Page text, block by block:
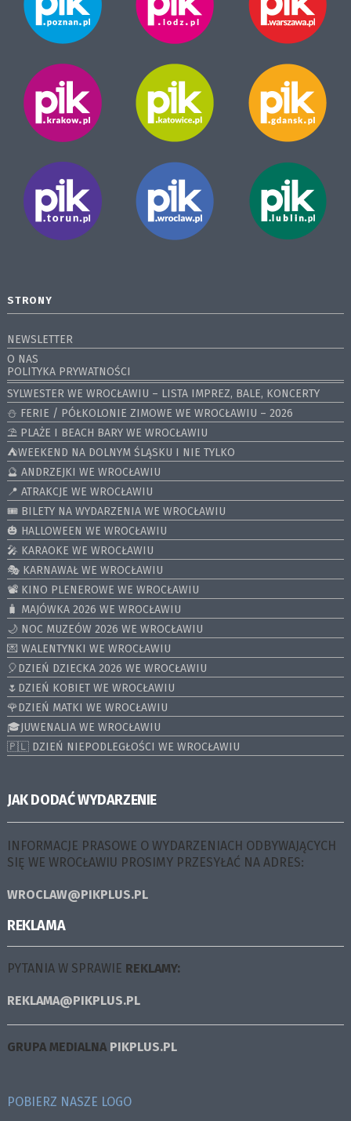
STRONY
NEWSLETTER
O NAS
POLITYKA PRYWATNOŚCI
SYLWESTER WE WROCŁAWIU – LISTA IMPREZ, BALE, KONCERTY
⛄️ FERIE / PÓŁKOLONIE ZIMOWE WE WROCŁAWIU – 2026
⛱️ PLAŻE I BEACH BARY WE WROCŁAWIU
⛺️WEEKEND NA DOLNYM ŚLĄSKU I NIE TYLKO
🔮 ANDRZEJKI WE WROCŁAWIU
📍 ATRAKCJE WE WROCŁAWIU
🎟️ BILETY NA WYDARZENIA WE WROCŁAWIU
🎃 HALLOWEEN WE WROCŁAWIU
🎤 KARAOKE WE WROCŁAWIU
🎭 KARNAWAŁ WE WROCŁAWIU
📽️ KINO PLENEROWE WE WROCŁAWIU
🧳 MAJÓWKA 2026 WE WROCŁAWIU
🌙 NOC MUZEÓW 2026 WE WROCŁAWIU
💌 WALENTYNKI WE WROCŁAWIU
🎈DZIEŃ DZIECKA 2026 WE WROCŁAWIU
🌷DZIEŃ KOBIET WE WROCŁAWIU
🌹DZIEŃ MATKI WE WROCŁAWIU
🎓JUWENALIA WE WROCŁAWIU
🇵🇱 DZIEŃ NIEPODLEGŁOŚCI WE WROCŁAWIU
JAK DODAĆ WYDARZENIE
INFORMACJE PRASOWE O WYDARZENIACH ODBYWAJĄCYCH
SIĘ WE WROCŁAWIU PROSIMY PRZESYŁAĆ NA ADRES:
WROCLAW@PIKPLUS.PL
REKLAMA
PYTANIA W SPRAWIE REKLAMY:
REKLAMA@PIKPLUS.PL
GRUPA MEDIALNA PIKPLUS.PL
POBIERZ NASZE LOGO